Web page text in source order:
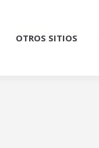
OTROS SITIOS